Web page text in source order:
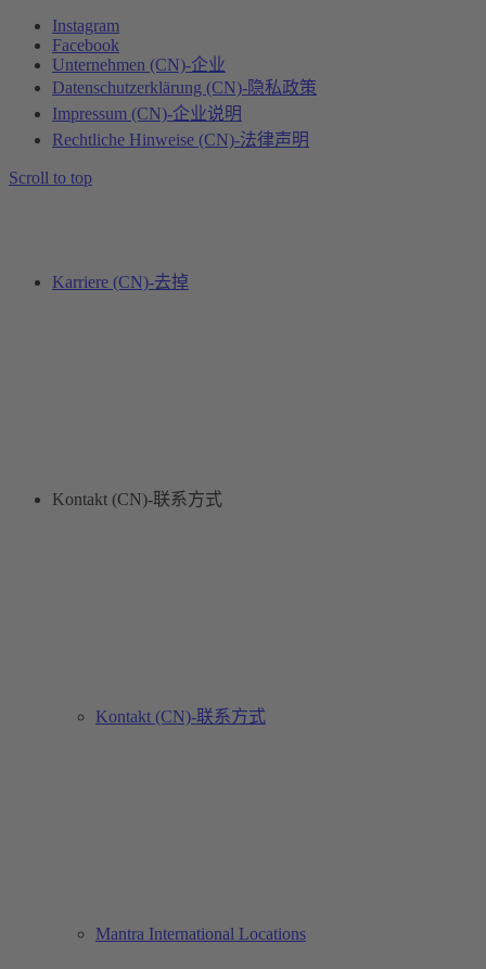
Unternehmen (CN)-企业
Karriere (CN)-去掉
Kontakt (CN)-联系方式
Kontakt (CN)-联系方式
Mantra International Locations
Instagram
Facebook
Datenschutzerklärung (CN)-隐私政策
Impressum (CN)-企业说明
Rechtliche Hinweise (CN)-法律声明
Scroll to top